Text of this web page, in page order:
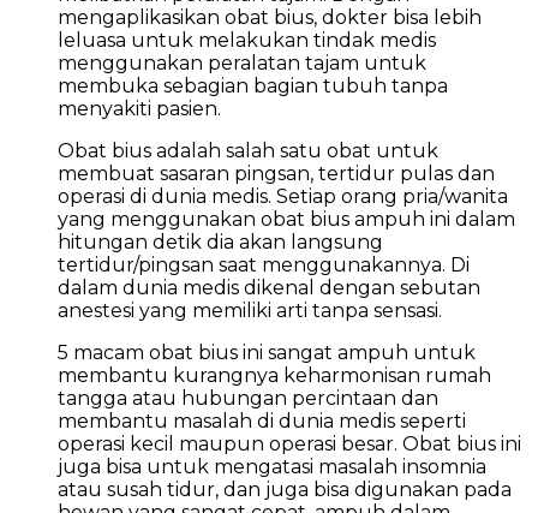
mengaplikasikan obat bius, dokter bisa lebih
leluasa untuk melakukan tindak medis
menggunakan peralatan tajam untuk
membuka sebagian bagian tubuh tanpa
menyakiti pasien.
Obat bius adalah salah satu obat untuk
membuat sasaran pingsan, tertidur pulas dan
operasi di dunia medis. Setiap orang pria/wanita
yang menggunakan obat bius ampuh ini dalam
hitungan detik dia akan langsung
tertidur/pingsan saat menggunakannya. Di
dalam dunia medis dikenal dengan sebutan
anestesi yang memiliki arti tanpa sensasi.
5 macam obat bius ini sangat ampuh untuk
membantu kurangnya keharmonisan rumah
tangga atau hubungan percintaan dan
membantu masalah di dunia medis seperti
operasi kecil maupun operasi besar. Obat bius ini
juga bisa untuk mengatasi masalah insomnia
atau susah tidur, dan juga bisa digunakan pada